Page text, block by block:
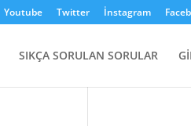
Youtube Twitter İnstagram
SIKÇA SORULAN SORULAR